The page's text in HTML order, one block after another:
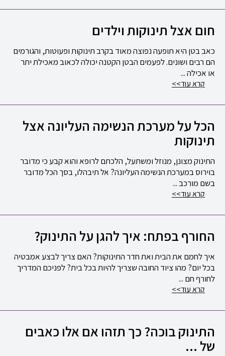
חום אצל תינוקות וילדים
כאב בטן היא תופעה נפוצה מאוד בקרב תינוקות ופעוטות, והגורמים
הם רבים ושונים. לפעמים הבטן הקטנה יכולה לכאוב מאכילת יתר
או אכילה ...
קרא עוד>>
הכל על מערכת הנשימה העליונה אצל
תינוקות
התינוק מצונן, מנוזל ומשתעל, הלכתם לרופא והוא קבע כי מדובר
בוירוס במערכת הנשימה העליונה? אל תיבהלו, בסך הכל מדובר
בשם מורכב ...
קרא עוד>>
החורף בפתח: איך להגן על התינוק?
איך לחמם את הבית ואת חדר התינוקות? האם צריך לבצע אמבטיה
בכל יום? מהו ציוד החובה שצריך להיות בכל בית? לפניכם המדריך
לחורף חם ...
קרא עוד>>
התינוק בוכה? כך תזהו אם אלו כאבים
של ...